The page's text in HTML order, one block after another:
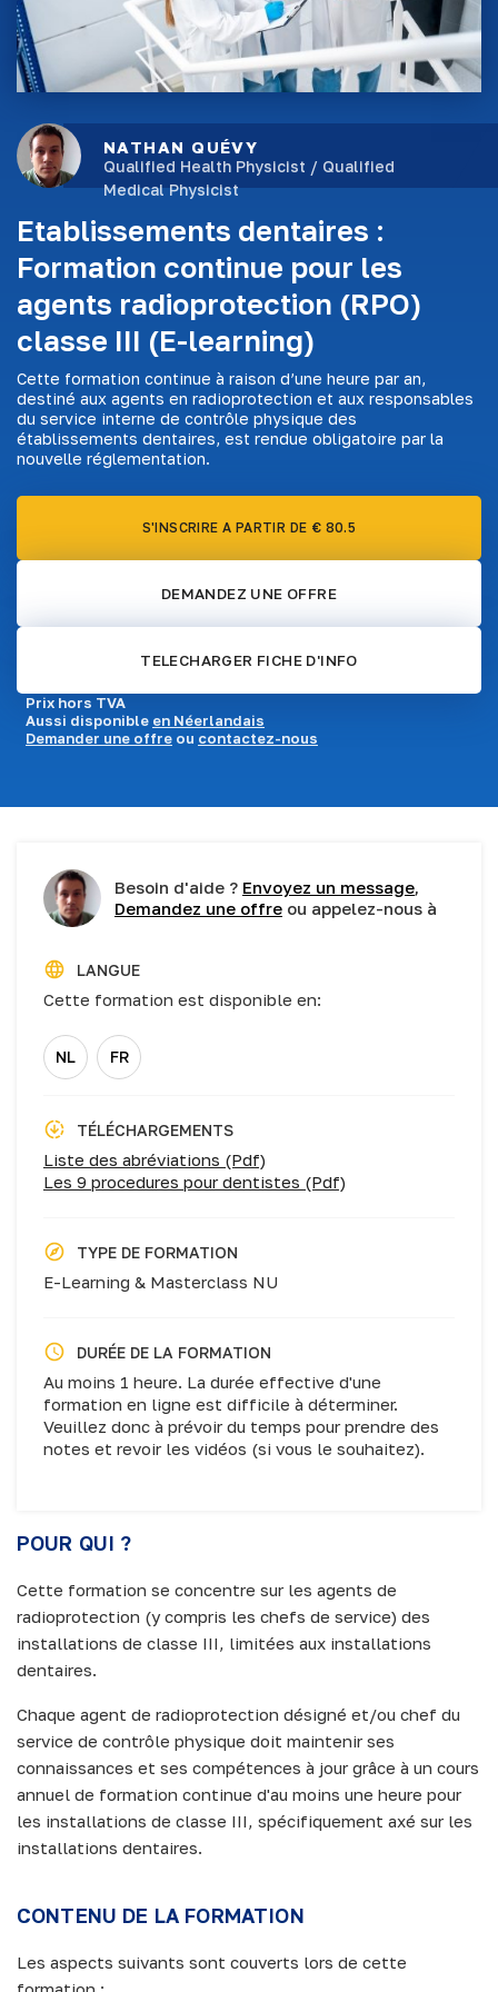
NATHAN QUÉVY
Qualified Health Physicist / Qualified
Medical Physicist
Etablissements dentaires :
Formation continue pour les
agents radioprotection (RPO)
classe III (E-learning)
Cette formation continue à raison d’une heure par an,
destiné aux agents en radioprotection et aux responsables
du service interne de contrôle physique des
établissements dentaires, est rendue obligatoire par la
nouvelle réglementation.
S'INSCRIRE A PARTIR DE € 80.5
DEMANDEZ UNE OFFRE
TELECHARGER FICHE D'INFO
Prix hors TVA
Aussi disponible en Néerlandais
Demander une offre ou contactez-nous
POUR QUI ?
Cette formation se concentre sur les agents de
radioprotection (y compris les chefs de service) des
installations de classe III, limitées aux installations
dentaires.
Chaque agent de radioprotection désigné et/ou chef du
service de contrôle physique doit maintenir ses
connaissances et ses compétences à jour grâce à un cours
annuel de formation continue d'au moins une heure pour
les installations de classe III, spécifiquement axé sur les
installations dentaires.
CONTENU DE LA FORMATION
Les aspects suivants sont couverts lors de cette
Besoin d'aide ? Envoyez un message,
Demandez une offre ou appelez-nous à
LANGUE
Cette formation est disponible en:
NL FR
TÉLÉCHARGEMENTS
Liste des abréviations (Pdf)
Les 9 procedures pour dentistes (Pdf)
TYPE DE FORMATION
E-Learning & Masterclass NU
DURÉE DE LA FORMATION
Au moins 1 heure. La durée effective d'une
formation en ligne est difficile à déterminer.
Veuillez donc à prévoir du temps pour prendre des
notes et revoir les vidéos (si vous le souhaitez).